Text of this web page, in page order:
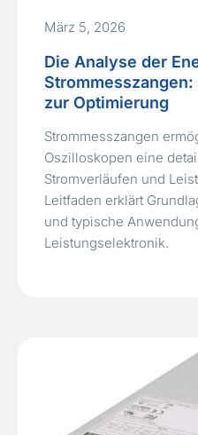
März 5, 2026
Die Analyse der
zur Optimierung
Strommesszangen
Oszilloskopen eine
Stromverläufen und
Leitfaden erklärt
und typische
Leistungselektronik.